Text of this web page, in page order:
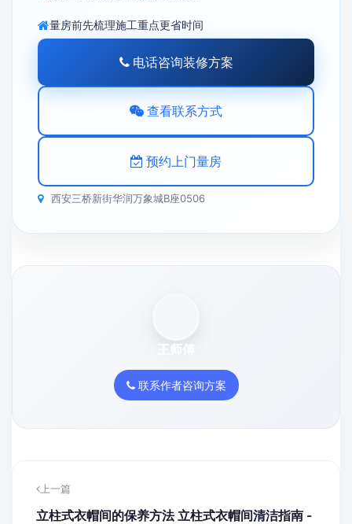
量房前先梳理施工重点更省时间
电话咨询装修方案
查看联系方式
预约上门量房
西安三桥新街华润万象城B座0506
王师傅
联系作者咨询方案
上一篇
立柱式衣帽间的保养方法 立柱式衣帽间清洁指南 -